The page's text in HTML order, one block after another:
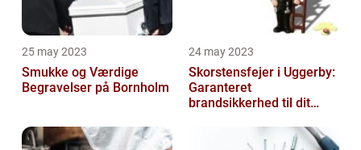
25 may 2023
Smukke og Værdige
Begravelser på Bornholm
24 may 2023
Skorstensfejer i Uggerby:
Garanteret
brandsikkerhed til dit